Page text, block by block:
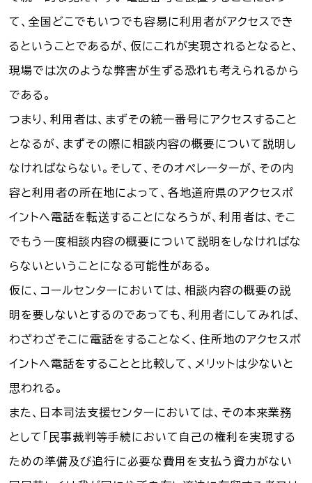
て、全国どこでもいつでも容易に利用者がアクセスでき
るということであるが、仮にこれが実現されるとなると、
現場では次のような弊害が生ずる恐れも考えられるから
である。
つまり、利用者は、まずその統一番号にアクセスすること
となるが、まずその際に相談内容の概要について説明し
なければならない。そして、そのオペレーターが、その内
容と利用者の所在地によって、各地道府県のアクセスポ
イントへ電話を転送することになろうが、利用者は、そこ
でもう一度相談内容の概要について説明をしなければな
らないということになる可能性がある。
仮に、コールセンターにおいては、相談内容の概要の説
明を要しないとするのであっても、利用者にしてみれば、
わざわざそこに電話をすることなく、住所地のアクセスポ
イントへ電話をすることと比較して、メリットは少ないと
思われる。
また、日本司法支援センターにおいては、その本来業務
として「民事裁判等手続において自己の権利を実現する
ための準備及び追行に必要な費用を支払う資力がない